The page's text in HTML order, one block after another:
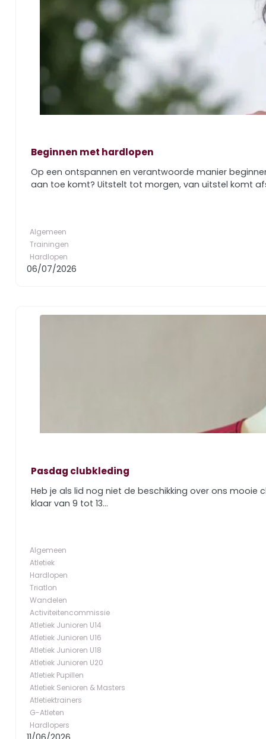
Beginnen met hardlopen
Op een ontspannen en verantwoorde manier
aan toe komt? Uitstelt tot morgen, van uitstel komt
Algemeen
Trainingen
Hardlopen
06/07/2026
Pasdag clubkleding
Heb je als lid nog niet de beschikking over ons
klaar van 9 tot 13...
Algemeen
Atletiek
Hardlopen
Triatlon
Wandelen
Activiteitencommissie
Atletiek Junioren U14
Atletiek Junioren U16
Atletiek Junioren U18
Atletiek Junioren U20
Atletiek Pupillen
Atletiek Senioren & Masters
Atletiektrainers
G-Atleten
Hardlopers